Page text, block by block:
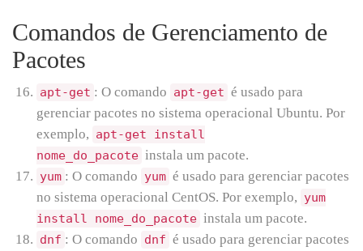
Comandos de Gerenciamento de
Pacotes
apt-get : O comando apt-get é usado para
gerenciar pacotes no sistema operacional Ubuntu. Por
exemplo, apt-get install
nome_do_pacote instala um pacote.
yum : O comando yum é usado para gerenciar pacotes
no sistema operacional CentOS. Por exemplo, yum
install nome_do_pacote instala um pacote.
dnf : O comando dnf é usado para gerenciar pacotes